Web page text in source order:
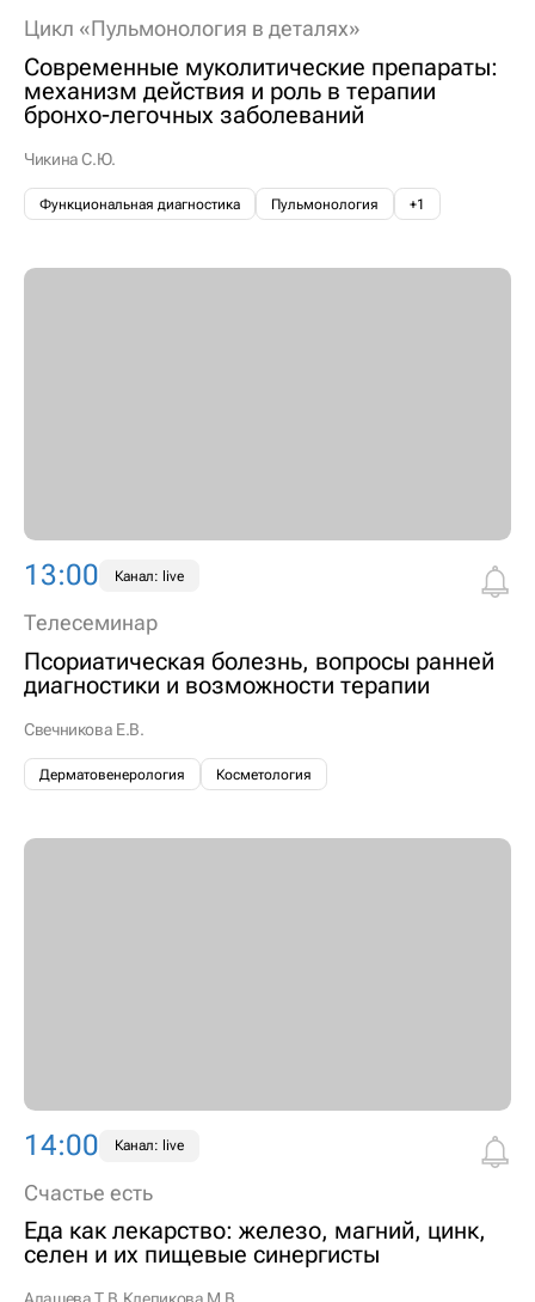
Цикл «Пульмонология в деталях»
Современные муколитические препараты:
механизм действия и роль в терапии
бронхо-легочных заболеваний
Чикина С.Ю.
Функциональная диагностика Пульмонология +1
13:00 Канал: live
Телесеминар
Псориатическая болезнь, вопросы ранней
диагностики и возможности терапии
Свечникова Е.В.
Дерматовенерология Косметология
14:00 Канал: live
Счастье есть
Еда как лекарство: железо, магний, цинк,
селен и их пищевые синергисты